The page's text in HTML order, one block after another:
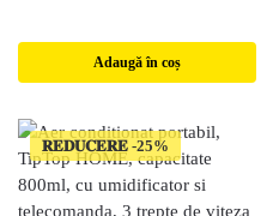
Adaugă în coș
𝐑𝐄𝐃𝐔𝐂𝐄𝐑𝐄